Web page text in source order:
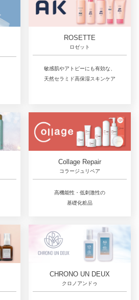
ROSETTE
ロゼット
敏感肌やアトピーにも有効な、
天然セラミド高保湿スキンケア
Collage Repair
コラージュリペア
高機能性・低刺激性の
基礎化粧品
CHRONO UN DEUX
クロノアンドゥ